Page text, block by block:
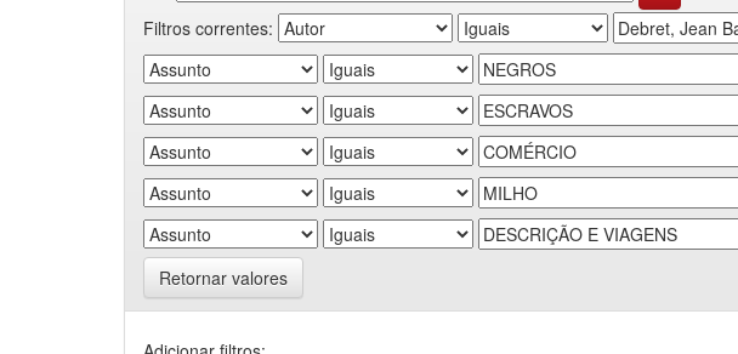
Filtros correntes:
Retornar valores